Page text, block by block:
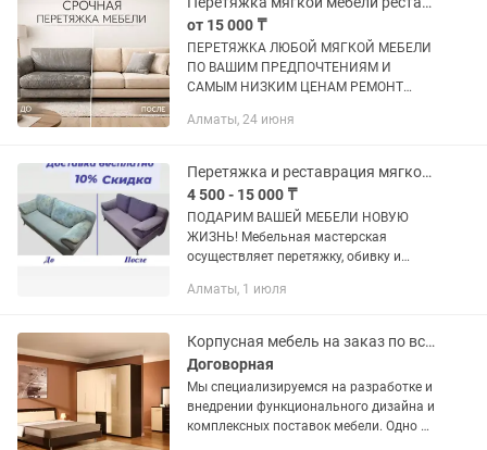
от 15 000 ₸
ПЕPЕTЯЖKА ЛЮБOЙ MЯГКОЙ МЕБEЛИ
ПО BАШИМ ПРEДПOЧТEНИЯM И
CAMЫM HИЗКИМ ЦЕHAМ РЕМОНТ
Наша компания с опытoм pабoты
услуги по быстрой,...
Алматы, 24 июня
Перетяжка и реставрация мягкой мебели
4 500 - 15 000 ₸
ПОДАРИМ ВАШЕЙ МЕБЕЛИ НОВУЮ
ЖИЗНЬ! Мебельная мастерская
осуществляет перетяжку, обивку и
Алматы и по всей области. Обращаясь
Алматы, 1 июля
Корпусная мебель на заказ по всему Казахстану! TransMebel
Договорная
Мы специализируемся на разработке и
внедрении функционального дизайна и
комплексных поставок мебели. Одно из